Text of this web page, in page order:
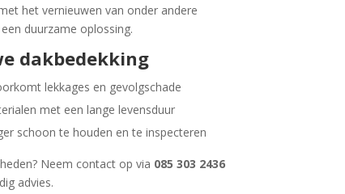
het vernieuwen van onder andere
duurzame oplossing.
dakbedekking
lekkages en gevolgschade
met een lange levensduur
schoon te houden en te inspecteren
Neem contact op via 085 303 2436
advies.